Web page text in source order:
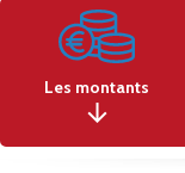
Les montants